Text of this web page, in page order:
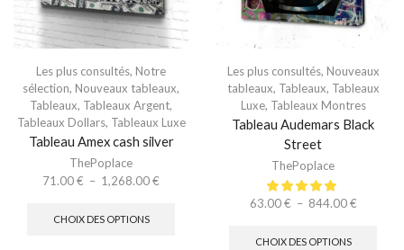
Les plus consultés, Notre
sélection, Nouveaux tableaux,
Tableaux, Tableaux Argent,
Tableaux Dollars, Tableaux Luxe
Tableau Amex cash silver
ThePoplace
71.00€ – 1,268.00€
CHOIX DES OPTIONS
Les plus consultés, Nouveaux
tableaux, Tableaux, Tableaux
Luxe, Tableaux Montres
Tableau Audemars Black
Street
ThePoplace
63.00€ – 844.00€
CHOIX DES OPTIONS